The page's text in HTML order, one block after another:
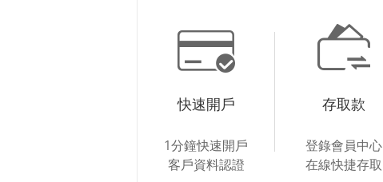
快速開戶
1分鐘快速開戶
客戶資料認證
存取款
登錄會員中心
在線快捷存取